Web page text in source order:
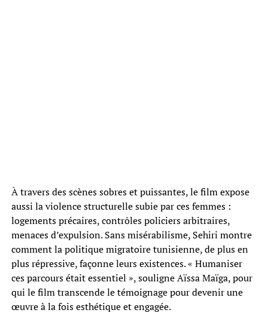
À travers des scènes sobres et puissantes, le film expose
aussi la violence structurelle subie par ces femmes :
logements précaires, contrôles policiers arbitraires,
menaces d’expulsion. Sans misérabilisme, Sehiri montre
comment la politique migratoire tunisienne, de plus en
plus répressive, façonne leurs existences. « Humaniser
ces parcours était essentiel », souligne Aïssa Maïga, pour
qui le film transcende le témoignage pour devenir une
œuvre à la fois esthétique et engagée.